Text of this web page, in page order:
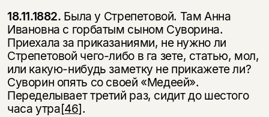
18.11.1882. Была у Стрепетовой. Там Анна
Ивановна с горбатым сыном Суворина.
Приехала за приказаниями, не нужно ли
Стрепетовой чего-либо в га зете, статью, мол,
или какую-нибудь заметку не прикажете ли?
Суворин опять со своей «Медеей».
Переделывает третий раз, сидит до шестого
часа утра[46].